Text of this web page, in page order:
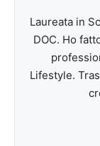
Laureata in
DOC. Ho
Lifestyle.